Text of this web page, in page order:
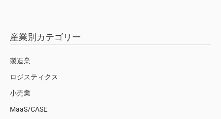
産業別カテゴリー
製造業
ロジスティクス
小売業
MaaS/CASE